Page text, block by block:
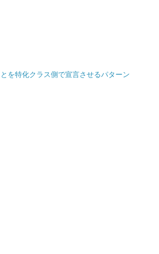
を特化クラス側で宣言させるパターン